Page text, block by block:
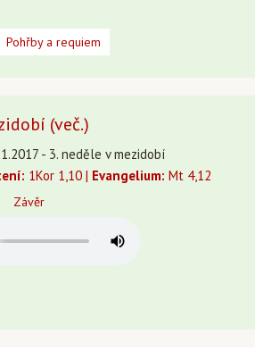
Pohřby a requiem
(več.)
- 3. neděle v mezidobí
1Kor 1,10 | Evangelium: Mt 4,12
Závěr